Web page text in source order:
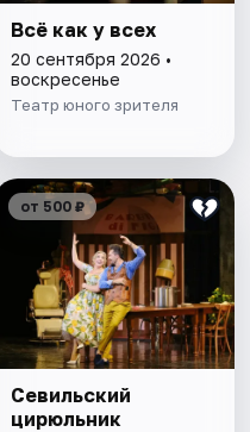
Всё как у всех
20 сентября 2026 •
воскресенье
Театр юного зрителя
от 500 ₽
Севильский
цирюльник